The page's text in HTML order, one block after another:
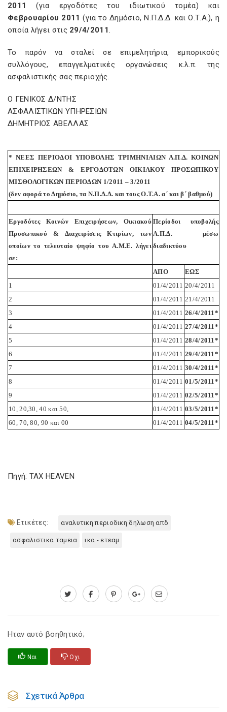
2011
(για εργοδότες του ιδιωτικού τομέα) και
Φεβρουαρίου 2011(για το Δημόσιο, Ν.Π.Δ.Δ. και Ο.Τ.Α.), η
οποία λήγει στις 29/4/2011.
Το παρόν να σταλεί σε επιμελητήρια, εμπορικούς
συλλόγους, επαγγελματικές οργανώσεις κ.λ.π. της
ασφαλιστικής σας περιοχής.
Ο ΓΕΝΙΚΟΣ Δ/ΝΤΗΣ
ΑΣΦΑΛΙΣΤΙΚΩΝ ΥΠΗΡΕΣΙΩΝ
ΔΗΜΗΤΡΙΟΣ ΑΒΕΛΛΑΣ
* ΝΕΕΣ ΠΕΡΙΟΔΟΙ ΥΠΟΒΟΛΗΣ ΤΡΙΜΗΝΙΑΙΩΝ Α.Π.Δ. ΚΟΙΝΩΝ
ΕΠΙΧΕΙΡΗΣΕΩΝ & ΕΡΓΟΔΟΤΩΝ ΟΙΚΙΑΚΟΥ ΠΡΟΣΩΠΙΚΟΥ
ΜΙΣΘΟΛΟΓΙΚΩΝ ΠΕΡΙΟΔΩΝ 1/2011 – 3/2011
(δεν αφορά το Δημόσιο, τα Ν.Π.Δ.Δ. και τους Ο.Τ.Α. α΄ και β΄ βαθμού)
Εργοδότες Κοινών Επιχειρήσεων, Οικιακού
Προσωπικού & Διαχειρίσεις Κτιρίων, των
οποίων το τελευταίο ψηφίο του Α.Μ.Ε. λήγει
σε:
Περίοδοι υποβολής
Α.Π.Δ. μέσω
διαδικτύου
ΑΠΟ
ΕΩΣ
1
01/4/2011 20/4/2011
2
01/4/2011 21/4/2011
3
01/4/2011 26/4/2011*
4
01/4/2011 27/4/2011*
5
01/4/2011 28/4/2011*
6
01/4/2011 29/4/2011*
7
01/4/2011 30/4/2011*
8
01/4/2011 01/5/2011*
9
01/4/2011 02/5/2011*
10, 20,30, 40 και 50,
01/4/2011 03/5/2011*
60, 70, 80, 90 και 00
01/4/2011 04/5/2011*
Πηγή: TAX HEAVEN
Ετικέτες: αναλυτικη περιοδικη δηλωση απδ
ασφαλιστικα ταμεια ικα - ετεαμ
Ηταν αυτό βοηθητικό;
Ναι Οχι
Σχετικά Άρθρα